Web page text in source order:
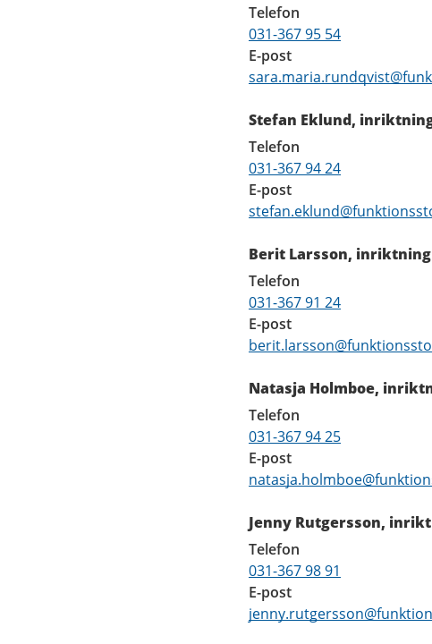
Telefon
031-367 95 54
E-post
Stefan Eklund,
Telefon
031-367 94 24
E-post
Berit Larsson,
Telefon
031-367 91 24
E-post
Natasja Holmboe,
Telefon
031-367 94 25
E-post
Jenny Rutgersson,
Telefon
031-367 98 91
E-post